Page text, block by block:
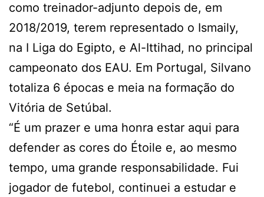
como treinador-adjunto depois de, em
2018/2019, terem representado o Ismaily,
na I Liga do Egipto, e Al-Ittihad, no principal
campeonato dos EAU. Em Portugal, Silvano
totaliza 6 épocas e meia na formação do
Vitória de Setúbal.
“É um prazer e uma honra estar aqui para
defender as cores do Étoile e, ao mesmo
tempo, uma grande responsabilidade. Fui
jogador de futebol, continuei a estudar e